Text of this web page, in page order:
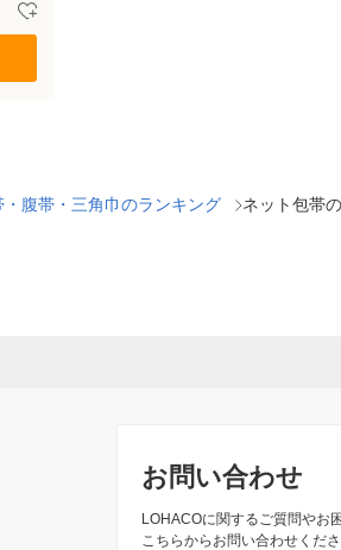
・腹帯・三角巾のランキング ネット包帯
お問い合わせ
LOHACOに関するご質問やお
こちらからお問い合わせくださ